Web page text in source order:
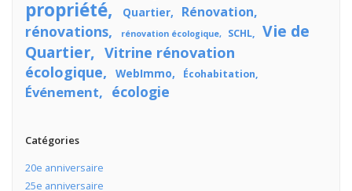
propriété Quartier Rénovation
rénovations rénovation écologique SCHL
Vie de
Quartier
Vitrine rénovation
écologique
WebImmo Écohabitation
Événement écologie
Catégories
20e anniversaire
25e anniversaire